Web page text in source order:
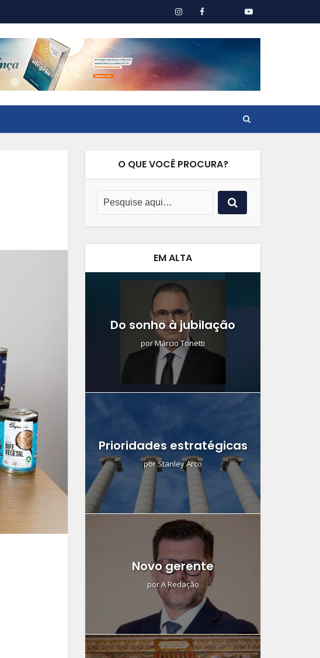
O QUE VOCÊ PROCURA?
EM ALTA
Do sonho à jubilação
porMárcio Tonetti
Prioridades estratégicas
porStanley Arco
Novo gerente
porA Redação